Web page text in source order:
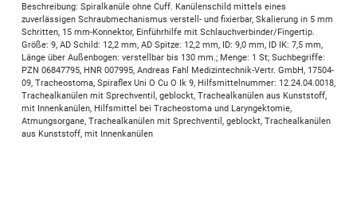
Beschreibung: Spiralkanüle ohne Cuff. Kanülenschild mittels eines
zuverlässigen Schraubmechanismus verstell- und fixierbar, Skalierung in 5 mm
Schritten, 15 mm-Konnektor, Einführhilfe mit Schlauchverbinder/Fingertip.
Größe: 9, AD Schild: 12,2 mm, AD Spitze: 12,2 mm, ID: 9,0 mm, ID IK: 7,5 mm,
Länge über Außenbogen: verstellbar bis 130 mm.; Menge: 1 St; Suchbegriffe:
PZN 06847795, HNR 007995, Andreas Fahl Medizintechnik-Vertr. GmbH, 17504-
09, Tracheostoma, Spiraflex Uni O Cu O Ik 9, Hilfsmittelnummer: 12.24.04.0018,
Trachealkanülen mit Sprechventil, geblockt, Trachealkanülen aus Kunststoff,
mit Innenkanülen, Hilfsmittel bei Tracheostoma und Laryngektomie,
Atmungsorgane, Trachealkanülen mit Sprechventil, geblockt, Trachealkanülen
aus Kunststoff, mit Innenkanülen